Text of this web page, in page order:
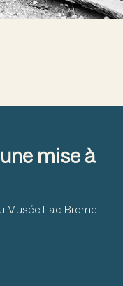
mise à
Musée Lac-Brome